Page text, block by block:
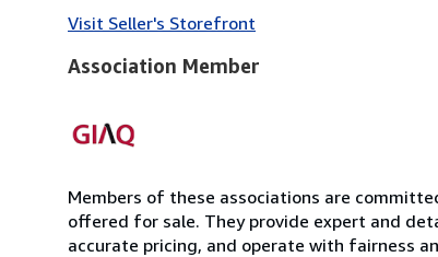
Visit Seller's Storefront
Association Member
Members of these associations are
offered for sale. They provide expert and
accurate pricing, and operate with fairness